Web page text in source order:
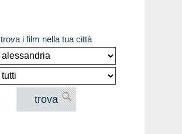
trova i film nella tua città
trova